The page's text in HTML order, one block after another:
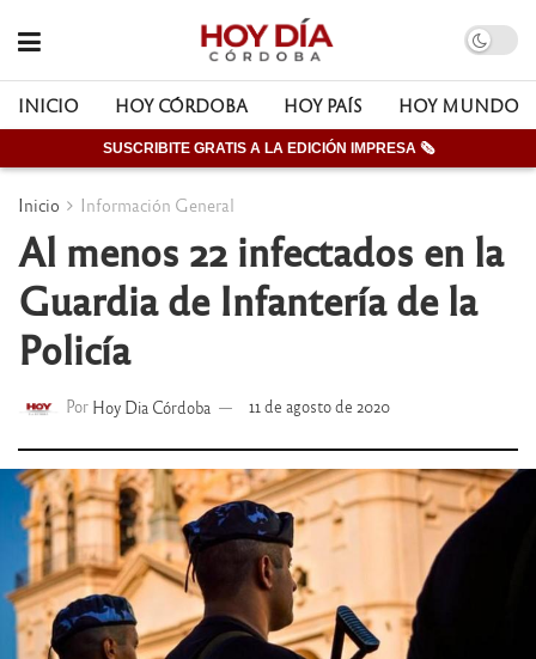
INICIO HOY CÓRDOBA HOY PAÍS HOY MUNDO
SUSCRIBITE GRATIS A LA EDICIÓN IMPRESA 🗞
Inicio Información General
Al menos 22 infectados en la
Guardia de Infantería de la
Policía
Por Hoy Dia Córdoba 11 de agosto de 2020